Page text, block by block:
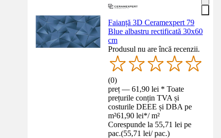
Faianță 3D Ceramexpert 79
Blue albastru rectificată 30x60
cm
Produsul nu are încă recenzii.
(0)
preț — 61,90 lei * Toate
prețurile conțin TVA și
costurile DEEE și DBA pe
m²61,90 lei*/ m²
Corespunde la 55,71 lei pe
pac.(55,71 lei/ pac.)